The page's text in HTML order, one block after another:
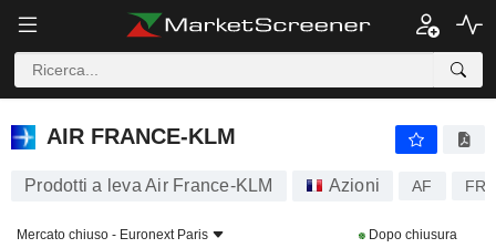
AIR FRANCE-KLM
AIR FRANCE-KLM
Prodotti a leva Air France-KLM Azioni AF
Mercato chiuso - Euronext Paris
Dopo chiusura